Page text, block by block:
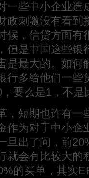
一些中小企业造
政刺激没有看到
候，信贷方面有
但是中国这些银
是最大的。如何
行多给他们一些
要么是1，不是
短期也许有一
作为对于中小企
旦出了问，前
就会有比较大的
的买单，其实